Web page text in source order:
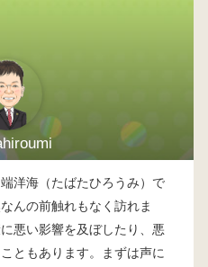
洋海（たばたひろうみ）で
んの前触れもなく訪れま
悪い影響を及ぼしたり、悪
ともあります。まずは声に